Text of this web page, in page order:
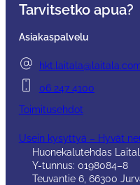
Tarvitsetko apua?
Asiakaspalvelu
06 247 4100
Toimitusehdot
Usein kysyttyä – Hyvät
Huonekalutehdas
Y-tunnus: 0198084–8
Teuvantie 6, 66300